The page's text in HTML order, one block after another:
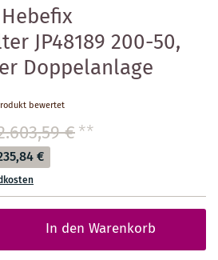
JP48189 200-50,
Doppelanlage
bewertet
€**
€
In den Warenkorb